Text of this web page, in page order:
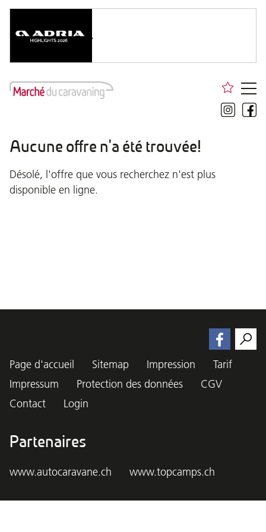
Aucune offre n'a été trouvée!
Désolé, l'offre que vous recherchez n'est plus
disponible en ligne.
Page d'accueil Sitemap Impression
Tarif
Impressum
Protection des données
CGV
Contact
Login
Partenaires
www.autocaravane.ch www.topcamps.ch